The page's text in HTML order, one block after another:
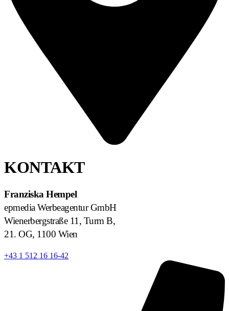
KONTAKT
Franziska Hempel
epmedia Werbeagentur GmbH
Wienerbergstraße 11, Turm B,
21. OG, 1100 Wien
+43 1 512 16 16-42